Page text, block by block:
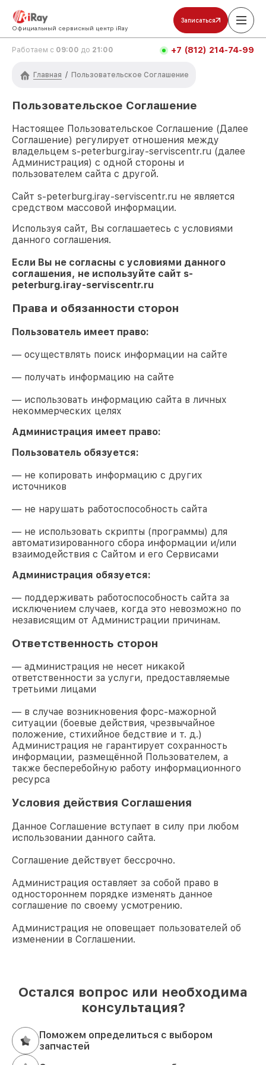
Официальный сервисный центр iRay
Записаться
Работаем с 09:00 до 21:00 +7 (812) 214-74-99
Главная / Пользовательское Соглашение
Пользовательское Соглашение
Настоящее Пользовательское Соглашение (Далее
Соглашение) регулирует отношения между
владельцем s-peterburg.iray-serviscentr.ru (далее
Администрация) с одной стороны и
пользователем сайта с другой.
Сайт s-peterburg.iray-serviscentr.ru не является
средством массовой информации.
Используя сайт, Вы соглашаетесь с условиями
данного соглашения.
Если Вы не согласны с условиями данного
соглашения, не используйте сайт s-
peterburg.iray-serviscentr.ru
Права и обязанности сторон
Пользователь имеет право:
— осуществлять поиск информации на сайте
— получать информацию на сайте
— использовать информацию сайта в личных
некоммерческих целях
Администрация имеет право:
Пользователь обязуется:
— не копировать информацию с других
источников
— не нарушать работоспособность сайта
— не использовать скрипты (программы) для
автоматизированного сбора информации и/или
взаимодействия с Сайтом и его Сервисами
Администрация обязуется:
— поддерживать работоспособность сайта за
исключением случаев, когда это невозможно по
независящим от Администрации причинам.
Ответственность сторон
— администрация не несет никакой
ответственности за услуги, предоставляемые
третьими лицами
— в случае возникновения форс-мажорной
ситуации (боевые действия, чрезвычайное
положение, стихийное бедствие и т. д.)
Администрация не гарантирует сохранность
информации, размещённой Пользователем, а
также бесперебойную работу информационного
ресурса
Условия действия Соглашения
Данное Соглашение вступает в силу при любом
использовании данного сайта.
Соглашение действует бессрочно.
Администрация оставляет за собой право в
одностороннем порядке изменять данное
соглашение по своему усмотрению.
Администрация не оповещает пользователей об
изменении в Соглашении.
Остался вопрос или необходима
консультация?
Поможем определиться с выбором
запчастей